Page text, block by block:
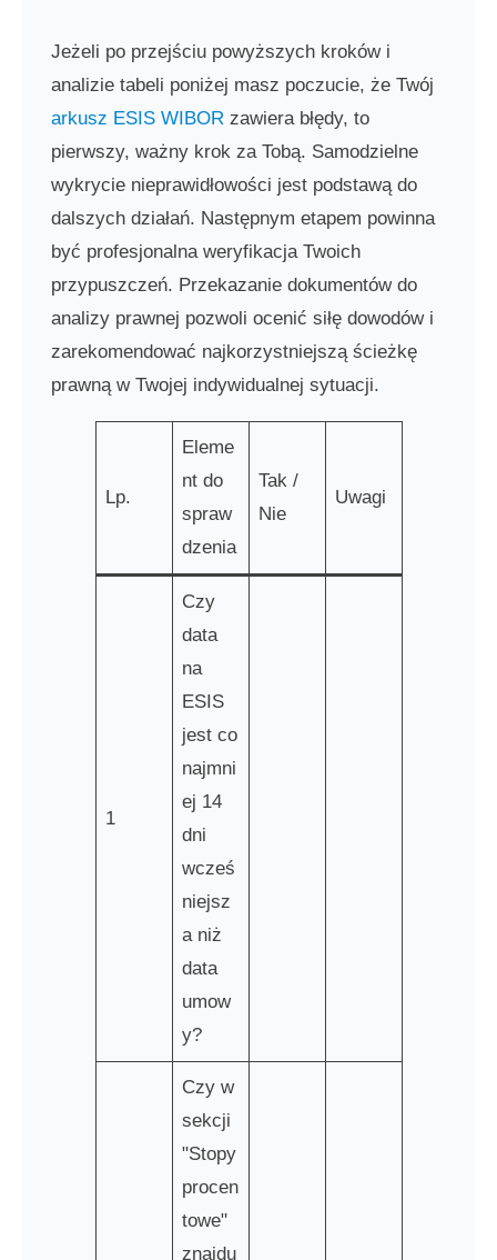
Jeżeli po przejściu powyższych kroków i
analizie tabeli poniżej masz poczucie, że Twój
arkusz ESIS WIBOR zawiera błędy, to
pierwszy, ważny krok za Tobą. Samodzielne
wykrycie nieprawidłowości jest podstawą do
dalszych działań. Następnym etapem powinna
być profesjonalna weryfikacja Twoich
przypuszczeń. Przekazanie dokumentów do
analizy prawnej pozwoli ocenić siłę dowodów i
zarekomendować najkorzystniejszą ścieżkę
prawną w Twojej indywidualnej sytuacji.
Lp.
Eleme
nt do
spraw
dzenia
Tak /
Nie
Uwagi
1
Czy
data
na
ESIS
jest co
najmni
ej 14
dni
wcześ
niejsz
a niż
data
umow
y?
Czy w
sekcji
"Stopy
procen
towe"
znajdu